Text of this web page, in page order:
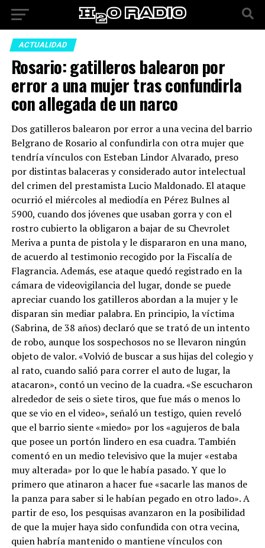
ACTUALIDAD
Rosario: gatilleros balearon por
error a una mujer tras confundirla
con allegada de un narco
Dos gatilleros balearon por error a una vecina del barrio
Belgrano de Rosario al confundirla con otra mujer que
tendría vínculos con Esteban Lindor Alvarado, preso
por distintas balaceras y considerado autor intelectual
del crimen del prestamista Lucio Maldonado. El ataque
ocurrió el miércoles al mediodía en Pérez Bulnes al
5900, cuando dos jóvenes que usaban gorra y con el
rostro cubierto la obligaron a bajar de su Chevrolet
Meriva a punta de pistola y le dispararon en una mano,
de acuerdo al testimonio recogido por la Fiscalía de
Flagrancia. Además, ese ataque quedó registrado en la
cámara de videovigilancia del lugar, donde se puede
apreciar cuando los gatilleros abordan a la mujer y le
disparan sin mediar palabra. En principio, la víctima
(Sabrina, de 38 años) declaró que se trató de un intento
de robo, aunque los sospechosos no se llevaron ningún
objeto de valor. «Volvió de buscar a sus hijas del colegio y
al rato, cuando salió para correr el auto de lugar, la
atacaron», contó un vecino de la cuadra. «Se escucharon
alrededor de seis o siete tiros, que fue más o menos lo
que se vio en el video», señaló un testigo, quien reveló
que el barrio siente «miedo» por los «agujeros de bala
que posee un portón lindero en esa cuadra. También
comentó en un medio televisivo que la mujer «estaba
muy alterada» por lo que le había pasado. Y que lo
primero que atinaron a hacer fue «sacarle las manos de
la panza para saber si le habían pegado en otro lado». A
partir de eso, los pesquisas avanzaron en la posibilidad
de que la mujer haya sido confundida con otra vecina,
quien habría mantenido o mantiene vínculos con